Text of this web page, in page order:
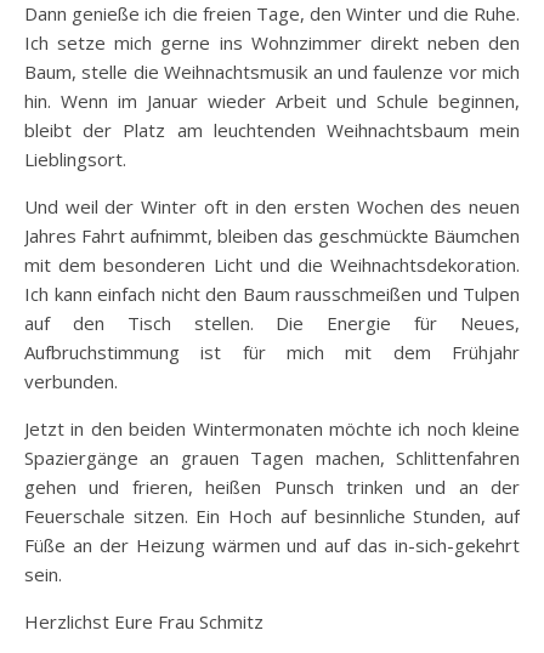
Dann genieße ich die freien Tage, den Winter und die Ruhe.
Ich setze mich gerne ins Wohnzimmer direkt neben den
Baum, stelle die Weihnachtsmusik an und faulenze vor mich
hin. Wenn im Januar wieder Arbeit und Schule beginnen,
bleibt der Platz am leuchtenden Weihnachtsbaum mein
Lieblingsort.
Und weil der Winter oft in den ersten Wochen des neuen
Jahres Fahrt aufnimmt, bleiben das geschmückte Bäumchen
mit dem besonderen Licht und die Weihnachtsdekoration.
Ich kann einfach nicht den Baum rausschmeißen und Tulpen
auf den Tisch stellen. Die Energie für Neues,
Aufbruchstimmung ist für mich mit dem Frühjahr
verbunden.
Jetzt in den beiden Wintermonaten möchte ich noch kleine
Spaziergänge an grauen Tagen machen, Schlittenfahren
gehen und frieren, heißen Punsch trinken und an der
Feuerschale sitzen. Ein Hoch auf besinnliche Stunden, auf
Füße an der Heizung wärmen und auf das in-sich-gekehrt
sein.
Herzlichst Eure Frau Schmitz